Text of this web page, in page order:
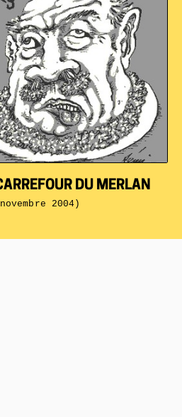
DU MERLAN
2004)